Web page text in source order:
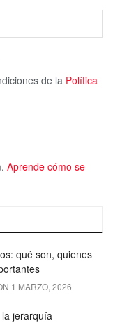
de la Política
Aprende cómo se
qué son, quienes
1 MARZO, 2026
jerarquía